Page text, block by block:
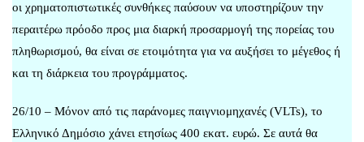
οι χρηματοπιστωτικές συνθήκες παύσουν να υποστηρίζουν την
περαιτέρω πρόοδο προς μια διαρκή προσαρμογή της πορείας του
πληθωρισμού, θα είναι σε ετοιμότητα για να αυξήσει το μέγεθος ή
και τη διάρκεια του προγράμματος.
26/10 – Μόνον από τις παράνομες παιγνιομηχανές (VLTs), το
Ελληνικό Δημόσιο χάνει ετησίως 400 εκατ. ευρώ. Σε αυτά θα